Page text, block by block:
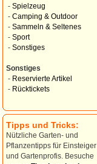
- Spielzeug
- Camping & Outdoor
- Sammeln & Seltenes
- Sport
- Sonstiges
Sonstiges
- Reservierte Artikel
- Rücktickets
Tipps und Tricks:
Nützliche Garten- und
Pflanzentipps für Einsteiger
und Gartenprofis. Besuche